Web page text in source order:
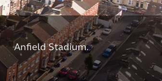
Anfield Stadium.